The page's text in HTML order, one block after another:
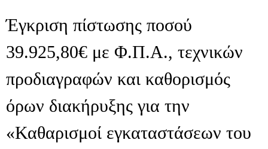
Έγκριση πίστωσης ποσού
39.925,80€ με Φ.Π.Α., τεχνικών
προδιαγραφών και καθορισμός
όρων διακήρυξης για την
«Καθαρισμοί εγκαταστάσεων του